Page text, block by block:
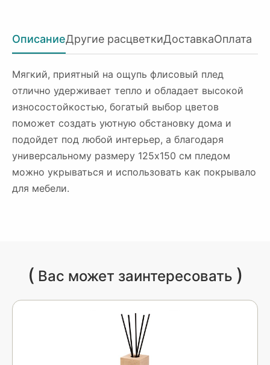
ОписаниеДругие расцветкиДоставкаОплата
Мягкий, приятный на ощупь флисовый плед
отлично удерживает тепло и обладает высокой
износостойкостью, богатый выбор цветов
поможет создать уютную обстановку дома и
подойдет под любой интерьер, а благодаря
универсальному размеру 125х150 см пледом
можно укрываться и использовать как покрывало
для мебели.
( Вас может заинтересовать )